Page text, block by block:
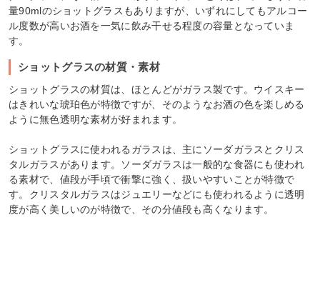
量90mlのショットグラスもありますが、いずれにしてもアルコー
ル度数が高いお酒を一気に飲み干せる程度の容量となっていま
す。
ショットグラスの材質・素材
ショットグラスの材質は、ほとんどがガラス製です。ウイスキー
はきれいな琥珀色が特徴ですが、そのようなお酒の色を楽しめる
ように無色透明な素材が好まれます。
ショットグラスに使われるガラスは、主にソーダガラスとクリス
タルガラスがあります。ソーダガラスは一般的な食器にも使われ
る素材で、値段が手頃で衝撃に強く、扱いやすいことが特徴で
す。クリスタルガラスはジュエリーなどにも使われるように透明
度が高く美しいのが特徴で、その分値段も高くなります。